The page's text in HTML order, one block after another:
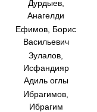
Дурдыев,
Анагелди
Ефимов, Борис
Васильевич
Зулалов,
Исфандияр
Адиль оглы
Ибрагимов,
Ибрагим